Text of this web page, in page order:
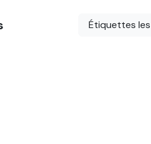
Étiquettes